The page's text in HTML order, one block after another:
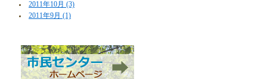
2011年10月 (3)
2011年9月 (1)